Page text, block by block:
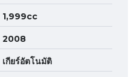
1,999cc
2008
เกียร์อัตโนมัติ